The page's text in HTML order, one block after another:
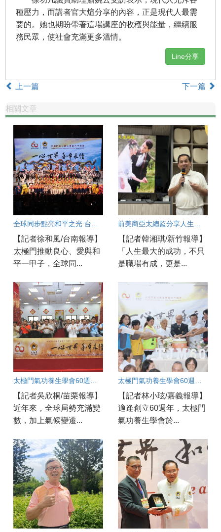
種壓力，而講者官大煊分享的內容，正是現代人最需
要的。她也期盼帶著這場講座的收穫與能量，繼續服
務民眾，使社會充滿更多溫情。
Line分享
上一篇 下一篇
相關文章
【記者徐和風/台南報導】
太極門推動良心、愛與和
平一甲子，全球同...
【記者韓湘琪/新竹報導】
「人生最大的成功，不只
是職場有成，更是...
【記者吳欣桐/苗栗報導】
近年來，全球局勢充滿變
數，加上氣候變遷...
【記者林小玹/嘉義報導】
適逢創立60週年，太極門
氣功養生學會於...